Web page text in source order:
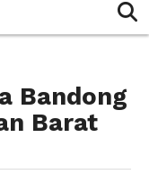
Bandong
Barat